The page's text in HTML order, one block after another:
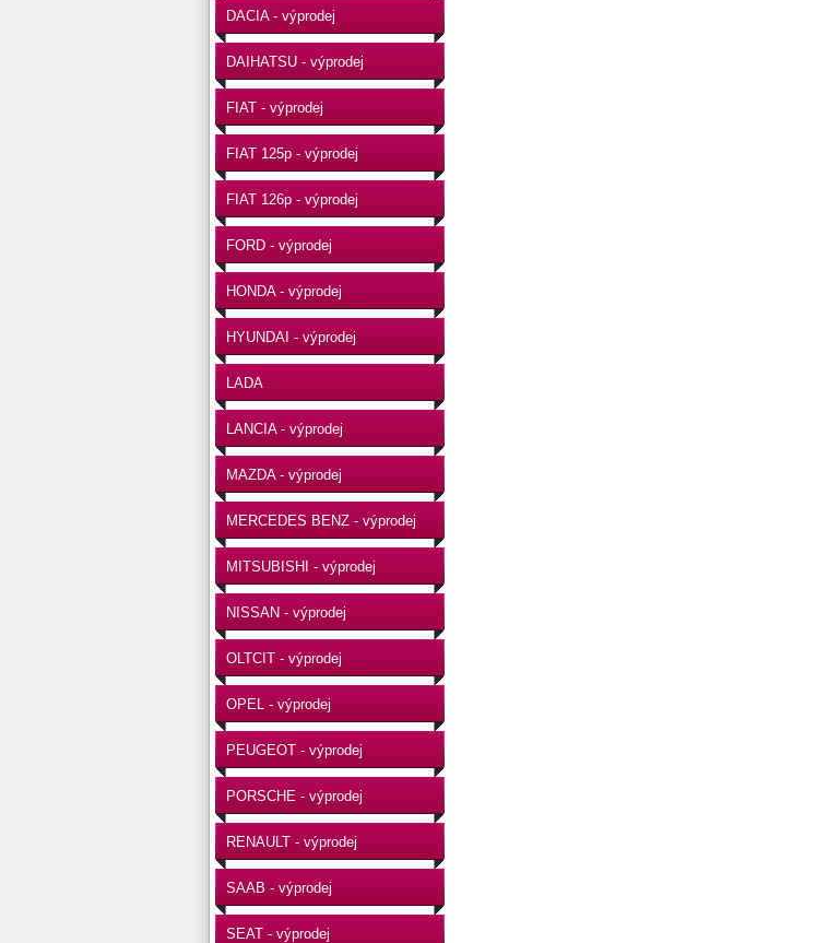
DACIA - výprodej
DAIHATSU - výprodej
FIAT - výprodej
FIAT 125p - výprodej
FIAT 126p - výprodej
FORD - výprodej
HONDA - výprodej
HYUNDAI - výprodej
LADA
LANCIA - výprodej
MAZDA - výprodej
MERCEDES BENZ - výprodej
MITSUBISHI - výprodej
NISSAN - výprodej
OLTCIT - výprodej
OPEL - výprodej
PEUGEOT - výprodej
PORSCHE - výprodej
RENAULT - výprodej
SAAB - výprodej
SEAT - výprodej